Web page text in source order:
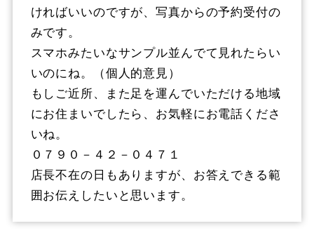
ければいいのですが、写真からの予約受付の
みです。
スマホみたいなサンプル並んでて見れたらい
いのにね。（個人的意見）
もしご近所、また足を運んでいただける地域
にお住まいでしたら、お気軽にお電話くださ
いね。
０７９０－４２－０４７１
店長不在の日もありますが、お答えできる範
囲お伝えしたいと思います。